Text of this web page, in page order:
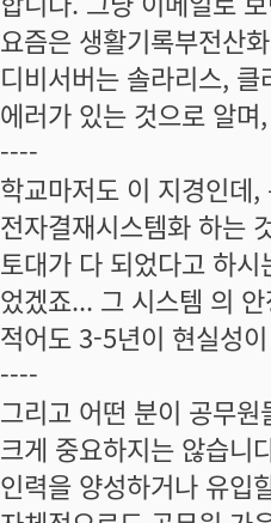
요즘은 생활기록부전산
디비서버는 솔라리스,
에러가 있는 것으로 알
----
학교마저도 이 지경인데
전자결재시스템화 하는
토대가 다 되었다고 하
었겠죠... 그 시스템 의
적어도 3-5년이 현실성
----
그리고 어떤 분이 공무
크게 중요하지는 않습니
인력을 양성하거나 유입